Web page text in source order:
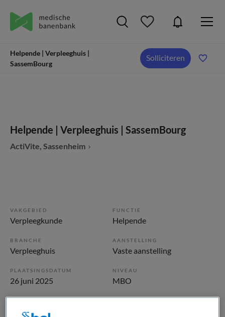
Helpende | Verpleeghuis |
SassemBourg
Solliciteren
Helpende | Verpleeghuis | SassemBourg
ActiVite, Sassenheim
VAKGEBIED
Verpleegkunde
FUNCTIE
Helpende
BRANCHE
Verpleeghuis
AANSTELLING
Vaste aanstelling
PLAATSINGSDATUM
26 juni 2025
NIVEAU
MBO
Starter